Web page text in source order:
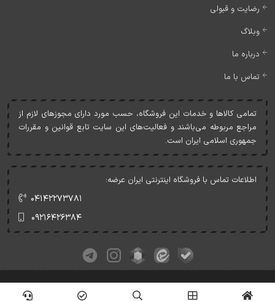
رضایت و قبولی
وبلاگ
درباره ما
تماس با ما
تمامی کالاها و خدمات اين فروشگاه، حسب مورد دارای مجوزهای لازم از
مراجع مربوطه می‌باشند و فعاليت‌های اين سايت تابع قوانين و مقررات
جمهوری اسلامی ايران است.
اطلاعات تماس با فروشگاه اینترنتی ایران عرضه:
۰۴۱۴۲۲۷۳۷۸۱
۰۹۲۱۶۴۲۶۳۸۴
کلیه حقوق این وبسایت متعلق به ایران عرضه می‌باشد.